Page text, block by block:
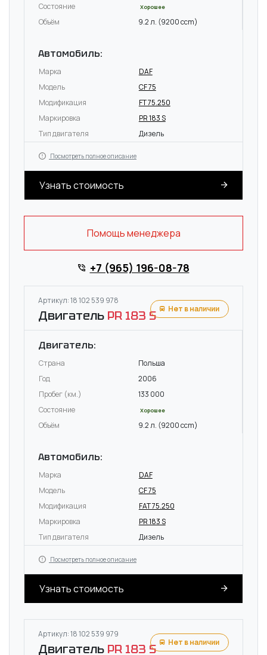
Состояние
Хорошее
Объём 9.2 л. (9200 ccm)
Автомобиль:
Марка
DAF
Модель
CF 75
Модификация
FT 75.250
Маркировка
PR 183 S
Тип двигателя
Дизель
Посмотреть полное описание
Узнать стоимость
Помощь менеджера
+7 (965) 196-08-78
Артикул: 18 102 539 978
Двигатель PR 183 S Нет в наличии
Двигатель:
Страна
Польша
Год
2006
Пробег (км.)
133 000
Состояние
Хорошее
Объём 9.2 л. (9200 ccm)
Автомобиль:
Марка
DAF
Модель
CF 75
Модификация
FAT 75.250
Маркировка
PR 183 S
Тип двигателя
Дизель
Посмотреть полное описание
Узнать стоимость
Артикул: 18 102 539 979
Двигатель PR 183 S Нет в наличии